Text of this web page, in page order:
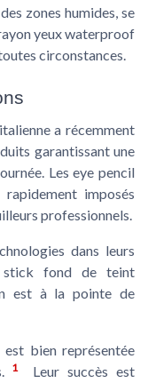
zones humides, se
yeux waterproof
circonstances.
a récemment
garantissant une
Leseye pencil
imposés
professionnels.
dans leurs
stick fond de teint
est à la pointe de
bien représentée
1
Leur succès est